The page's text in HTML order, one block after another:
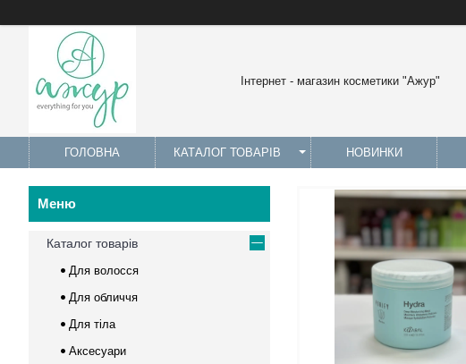
Інтернет - магазин косметики "Ажур"
ГОЛОВНА КАТАЛОГ ТОВАРІВ НОВИНКИ
Каталог товарів
Для волосся
Для обличчя
Для тіла
Аксесуари